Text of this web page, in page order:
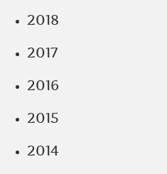
2018
2017
2016
2015
2014